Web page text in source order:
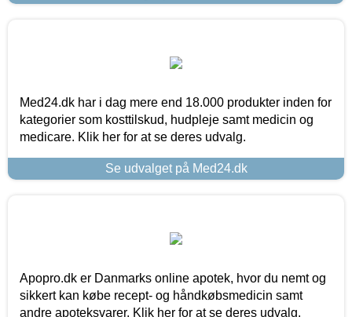
Med24.dk har i dag mere end 18.000 produkter inden for
kategorier som kosttilskud, hudpleje samt medicin og
medicare. Klik her for at se deres udvalg.
Se udvalget på Med24.dk
Apopro.dk er Danmarks online apotek, hvor du nemt og
sikkert kan købe recept- og håndkøbsmedicin samt
andre apoteksvarer. Klik her for at se deres udvalg.